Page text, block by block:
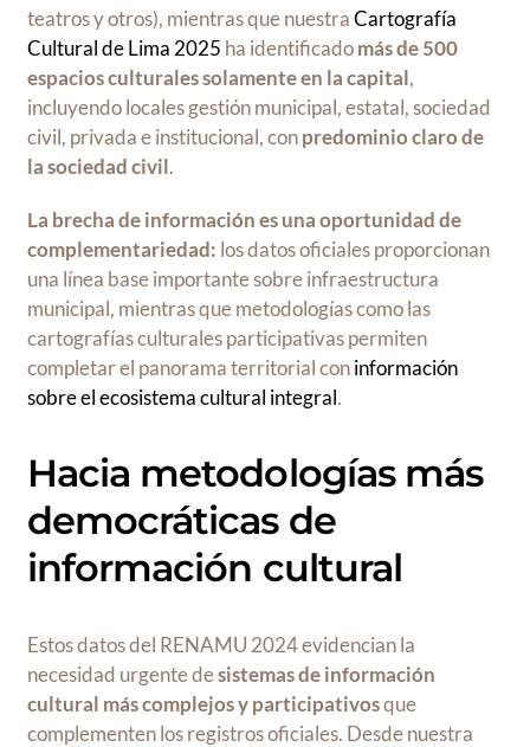
teatros y otros), mientras que nuestraCartografía
Cultural de Lima 2025 ha identificadomás de 500
espacios culturales solamente en la capital,
incluyendo locales gestión municipal, estatal, sociedad
civil, privada e institucional, conpredominio claro de
la sociedad civil.
La brecha de información es una oportunidad de
complementariedad: los datos oficiales proporcionan
una línea base importante sobre infraestructura
municipal, mientras que metodologías como las
cartografías culturales participativas permiten
completar el panorama territorial coninformación
sobre el ecosistema cultural integral.
Hacia metodologías más
democráticas de
información cultural
Estos datos del RENAMU 2024 evidencian la
necesidad urgente desistemas de información
cultural más complejos y participativosque
complementen los registros oficiales. Desde nuestra